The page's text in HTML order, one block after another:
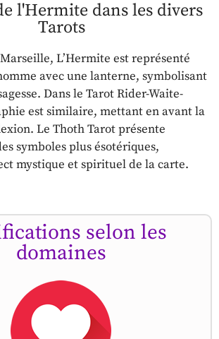
l'Hermite dans les divers
Tarots
L’Hermite est représenté
avec une lanterne, symbolisant
Dans le Tarot Rider-Waite-
est similaire, mettant en avant la
Le Thoth Tarot présente
symboles plus ésotériques,
mystique et spirituel de la carte.
selon les
domaines